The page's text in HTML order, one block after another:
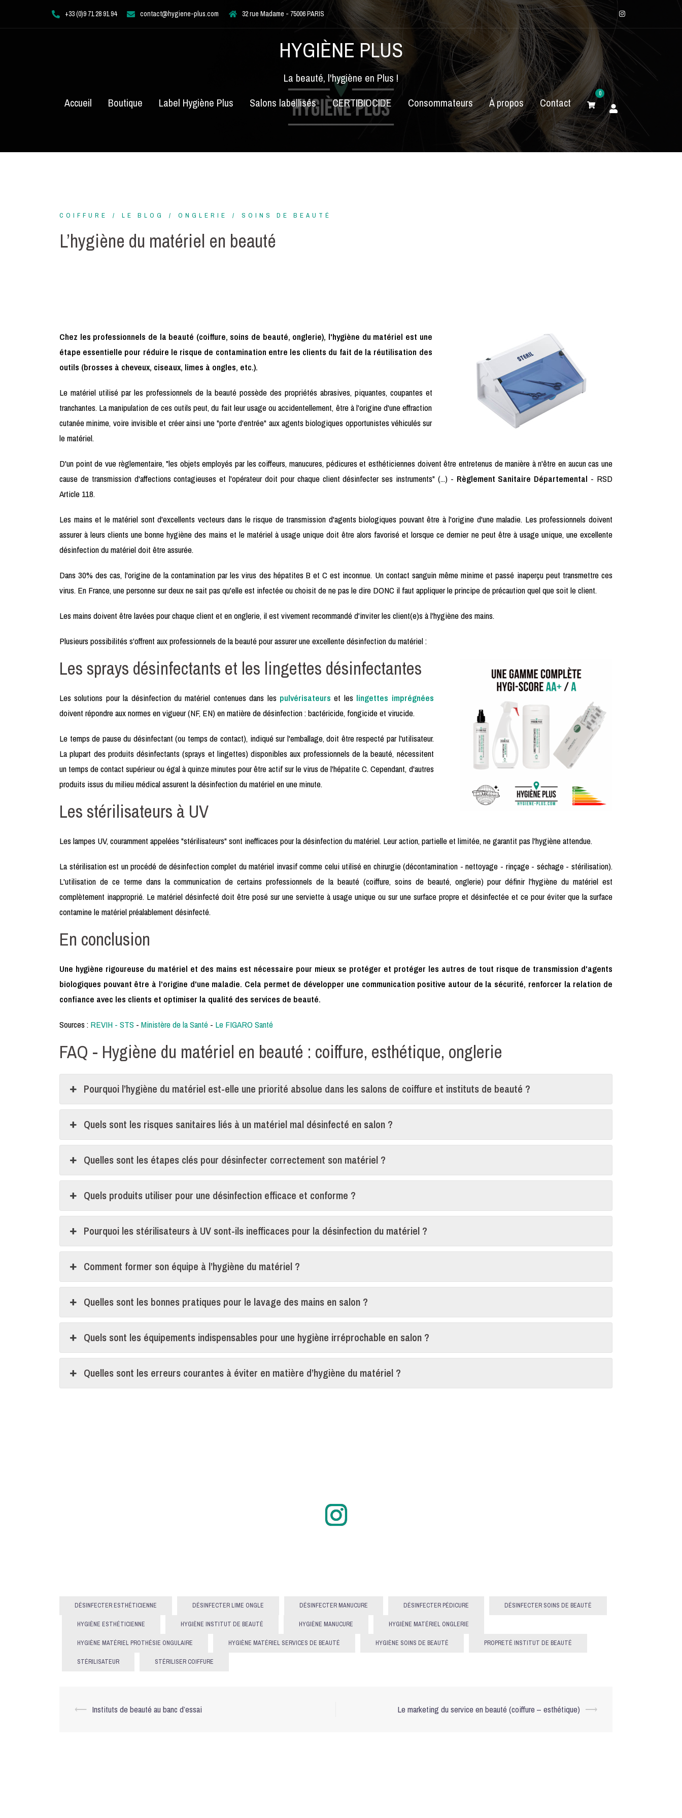
+33 (0)9 71 28 91 94 contact@hygiene-plus.com 32 rue Madame - 75006 PARIS Instagram
HYGIÈNE PLUS
La beauté, l'hygiène en Plus !
Accueil
Boutique Label Hygiène Plus Salons labellisés CERTIBIOCIDE Consommateurs À propos Contact
0
COIFFURE LE BLOG ONGLERIE SOINS DE BEAUTÉ
L’hygiène du matériel en beauté
Chez les professionnels de la beauté (coiffure, soins de beauté, onglerie), l'hygiène du matériel est une
étape essentielle pour réduire le risque de contamination entre les clients du fait de la réutilisation des
outils (brosses à cheveux, ciseaux, limes à ongles, etc.).
Le matériel utilisé par les professionnels de la beauté possède des propriétés abrasives, piquantes, coupantes et
tranchantes. La manipulation de ces outils peut, du fait leur usage ou accidentellement, être à l'origine d'une effraction
cutanée minime, voire invisible et créer ainsi une "porte d'entrée" aux agents biologiques opportunistes véhiculés sur
le matériel.
D'un point de vue règlementaire, "les objets employés par les coiffeurs, manucures, pédicures et esthéticiennes doivent être entretenus de manière à n'être en aucun cas une
cause de transmission d'affections contagieuses et l'opérateur doit pour chaque client désinfecter ses instruments" (...) - Règlement Sanitaire Départemental - RSD
Article 118.
Les mains et le matériel sont d'excellents vecteurs dans le risque de transmission d'agents biologiques pouvant être à l'origine d'une maladie. Les professionnels doivent
assurer à leurs clients une bonne hygiène des mains et le matériel à usage unique doit être alors favorisé et lorsque ce dernier ne peut être à usage unique, une excellente
désinfection du matériel doit être assurée.
Dans 30% des cas, l'origine de la contamination par les virus des hépatites B et C est inconnue. Un contact sanguin même minime et passé inaperçu peut transmettre ces
virus. En France, une personne sur deux ne sait pas qu'elle est infectée ou choisit de ne pas le dire DONC il faut appliquer le principe de précaution quel que soit le client.
Les mains doivent être lavées pour chaque client et en onglerie, il est vivement recommandé d'inviter les client(e)s à l'hygiène des mains.
Plusieurs possibilités s'offrent aux professionnels de la beauté pour assurer une excellente désinfection du matériel :
Les sprays désinfectants et les lingettes désinfectantes
Les solutions pour la désinfection du matériel contenues dans les pulvérisateurs et les lingettes imprégnées
doivent répondre aux normes en vigueur (NF, EN) en matière de désinfection : bactéricide, fongicide et virucide.
Le temps de pause du désinfectant (ou temps de contact), indiqué sur l'emballage, doit être respecté par l'utilisateur.
La plupart des produits désinfectants (sprays et lingettes) disponibles aux professionnels de la beauté, nécessitent
un temps de contact supérieur ou égal à quinze minutes pour être actif sur le virus de l'hépatite C. Cependant, d'autres
produits issus du milieu médical assurent la désinfection du matériel en une minute.
Les stérilisateurs à UV
Les lampes UV, couramment appelées "stérilisateurs" sont inefficaces pour la désinfection du matériel. Leur action, partielle et limitée, ne garantit pas l'hygiène attendue.
La stérilisation est un procédé de désinfection complet du matériel invasif comme celui utilisé en chirurgie (décontamination - nettoyage - rinçage - séchage - stérilisation).
L'utilisation de ce terme dans la communication de certains professionnels de la beauté (coiffure, soins de beauté, onglerie) pour définir l'hygiène du matériel est
complètement inapproprié. Le matériel désinfecté doit être posé sur une serviette à usage unique ou sur une surface propre et désinfectée et ce pour éviter que la surface
contamine le matériel préalablement désinfecté.
En conclusion
Une hygiène rigoureuse du matériel et des mains est nécessaire pour mieux se protéger et protéger les autres de tout risque de transmission d'agents
biologiques pouvant être à l'origine d'une maladie. Cela permet de développer une communication positive autour de la sécurité, renforcer la relation de
confiance avec les clients et optimiser la qualité des services de beauté.
Sources : REVIH - STS - Ministère de la Santé - Le FIGARO Santé
FAQ - Hygiène du matériel en beauté : coiffure, esthétique, onglerie
Pourquoi l’hygiène du matériel est-elle une priorité absolue dans les salons de coiffure et instituts de beauté ?
Quels sont les risques sanitaires liés à un matériel mal désinfecté en salon ?
Quelles sont les étapes clés pour désinfecter correctement son matériel ?
Quels produits utiliser pour une désinfection efficace et conforme ?
Pourquoi les stérilisateurs à UV sont-ils inefficaces pour la désinfection du matériel ?
Comment former son équipe à l’hygiène du matériel ?
Quelles sont les bonnes pratiques pour le lavage des mains en salon ?
Quels sont les équipements indispensables pour une hygiène irréprochable en salon ?
Quelles sont les erreurs courantes à éviter en matière d’hygiène du matériel ?
Instagram
DÉSINFECTER ESTHÉTICIENNE DÉSINFECTER LIME ONGLE DÉSINFECTER MANUCURE DÉSINFECTER PÉDICURE DÉSINFECTER SOINS DE BEAUTÉ
HYGIÈNE ESTHÉTICIENNE HYGIÈNE INSTITUT DE BEAUTÉ HYGIÈNE MANUCURE HYGIÈNE MATÉRIEL ONGLERIE
HYGIÈNE MATÉRIEL PROTHÉSIE ONGULAIRE HYGIÈNE MATÉRIEL SERVICES DE BEAUTÉ HYGIÈNE SOINS DE BEAUTÉ PROPRETÉ INSTITUT DE BEAUTÉ
STÉRILISATEUR STÉRILISER COIFFURE
Navigation
⟵ Instituts de beauté au banc d’essai Le marketing du service en beauté (coiffure – esthétique) ⟶